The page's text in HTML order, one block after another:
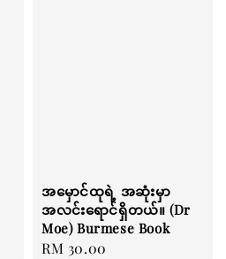
အမှောင်ထုရဲ့ အဆုံးမှာ
အလင်းရောင်ရှိတယ်။ (Dr
Moe) Burmese Book
Regular
RM 30.00